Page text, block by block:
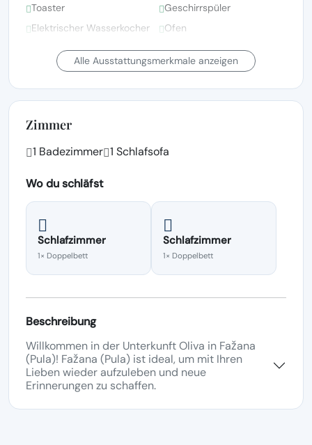
Toaster
Geschirrspüler
Elektrischer Wasserkocher
Ofen
Gefrierschrank
Kühlschrank
Alle Ausstattungsmerkmale anzeigen
Zimmer
1 Badezimmer 1 Schlafsofa
Wo du schläfst
Schlafzimmer
1× Doppelbett
Schlafzimmer
1× Doppelbett
Beschreibung
Willkommen in der Unterkunft Oliva in Fažana
(Pula)! Fažana (Pula) ist ideal, um mit Ihren
Lieben wieder aufzuleben und neue
Erinnerungen zu schaffen.